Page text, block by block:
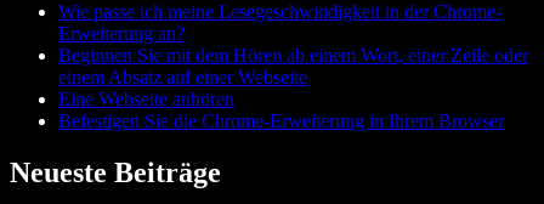
Wie passe ich meine Lesegeschwindigkeit in der Chrome-
Erweiterung an?
Beginnen Sie mit dem Hören ab einem Wort, einer Zeile oder
einem Absatz auf einer Webseite
Eine Webseite anhören
Befestigen Sie die Chrome-Erweiterung in Ihrem Browser
Neueste Beiträge